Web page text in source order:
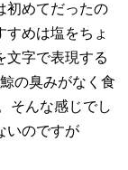
初めてだったの
すめは塩をちょ
文字で表現する
の臭みがなく食
そんな感じでし
いのですが